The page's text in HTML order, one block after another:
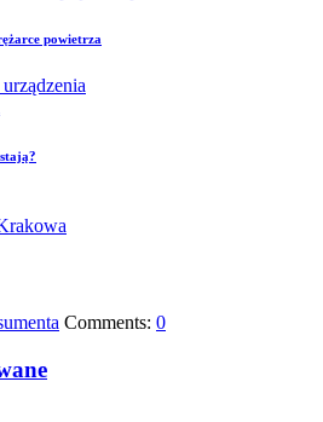
powietrza
Comments: 0